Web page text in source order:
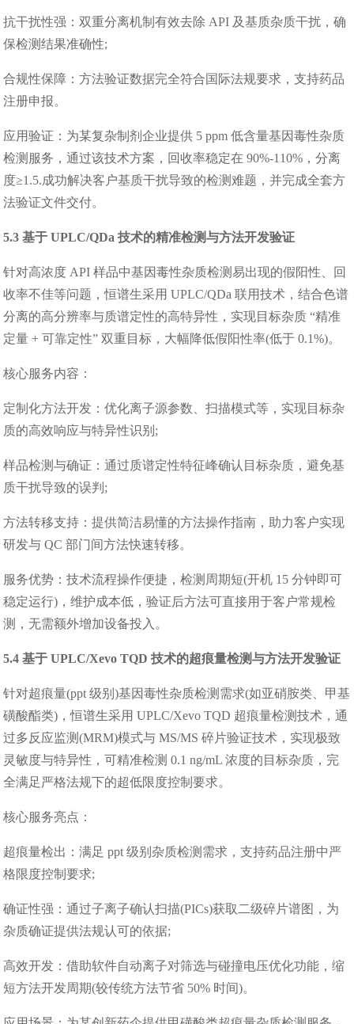
抗干扰性强：双重分离机制有效去除 API 及基质杂质干扰，确
保检测结果准确性;
合规性保障：方法验证数据完全符合国际法规要求，支持药品
注册申报。
应用验证：为某复杂制剂企业提供 5 ppm 低含量基因毒性杂质
检测服务，通过该技术方案，回收率稳定在 90%-110%，分离
度≥1.5.成功解决客户基质干扰导致的检测难题，并完成全套方
法验证文件交付。
5.3 基于 UPLC/QDa 技术的精准检测与方法开发验证
针对高浓度 API 样品中基因毒性杂质检测易出现的假阳性、回
收率不佳等问题，恒谱生采用 UPLC/QDa 联用技术，结合色谱
分离的高分辨率与质谱定性的高特异性，实现目标杂质 “精准
定量 + 可靠定性” 双重目标，大幅降低假阳性率(低于 0.1%)。
核心服务内容：
定制化方法开发：优化离子源参数、扫描模式等，实现目标杂
质的高效响应与特异性识别;
样品检测与确证：通过质谱定性特征峰确认目标杂质，避免基
质干扰导致的误判;
方法转移支持：提供简洁易懂的方法操作指南，助力客户实现
研发与 QC 部门间方法快速转移。
服务优势：技术流程操作便捷，检测周期短(开机 15 分钟即可
稳定运行)，维护成本低，验证后方法可直接用于客户常规检
测，无需额外增加设备投入。
5.4 基于 UPLC/Xevo TQD 技术的超痕量检测与方法开发验证
针对超痕量(ppt 级别)基因毒性杂质检测需求(如亚硝胺类、甲基
磺酸酯类)，恒谱生采用 UPLC/Xevo TQD 超痕量检测技术，通
过多反应监测(MRM)模式与 MS/MS 碎片验证技术，实现极致
灵敏度与特异性，可精准检测 0.1 ng/mL 浓度的目标杂质，完
全满足严格法规下的超低限度控制要求。
核心服务亮点：
超痕量检出：满足 ppt 级别杂质检测需求，支持药品注册中严
格限度控制要求;
确证性强：通过子离子确认扫描(PICs)获取二级碎片谱图，为
杂质确证提供法规认可的依据;
高效开发：借助软件自动离子对筛选与碰撞电压优化功能，缩
短方法开发周期(较传统方法节省 50% 时间)。